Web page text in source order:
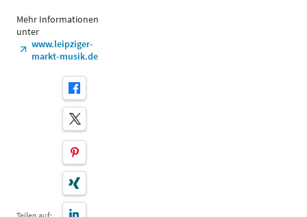
Mehr Informationen
unter
www.leipziger-
markt-musik.de